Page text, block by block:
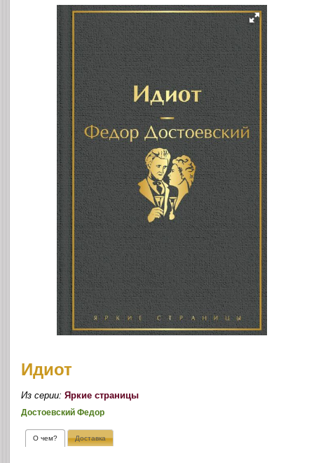
Идиот
Из серии:Яркие страницы
Достоевский Федор
О чем? Доставка